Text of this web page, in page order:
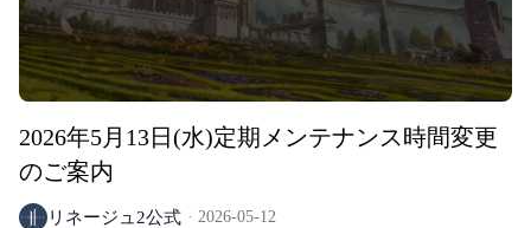
2026年5月13日(水)定期メンテナンス時間変更
のご案内
リネージュ2公式 2026-05-12